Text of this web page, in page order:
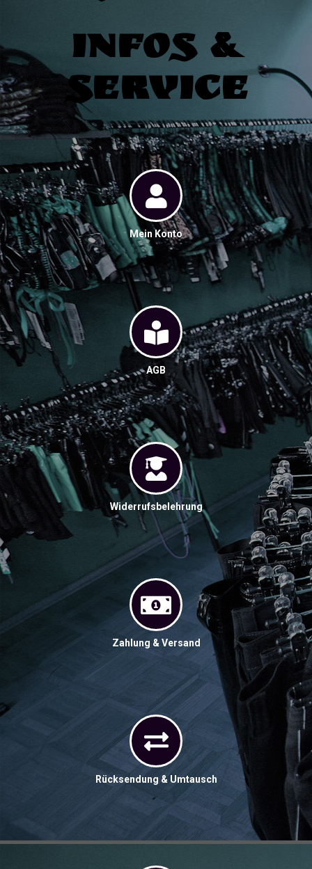
Infos &
Service
Mein Konto
AGB
Widerrufsbelehrung
Zahlung & Versand
Rücksendung & Umtausch